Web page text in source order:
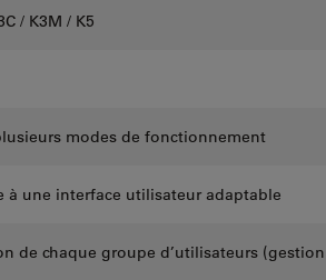
/ K3M / K5
modes de fonctionnement
une interface utilisateur adaptable
de chaque groupe d’utilisateurs (gestion